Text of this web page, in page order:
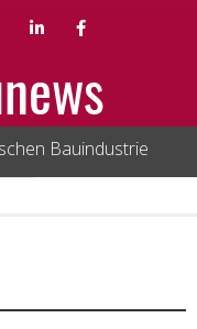
Bauindustrie